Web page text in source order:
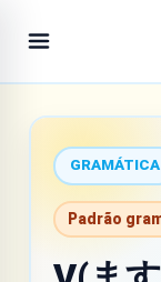
GRAMÁTICA
Padrão